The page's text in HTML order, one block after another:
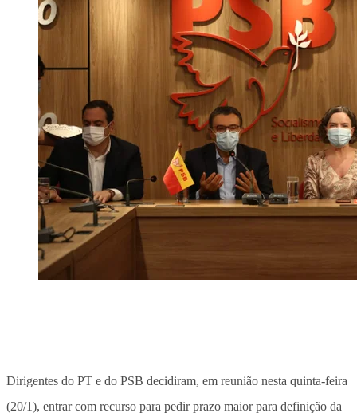
Dirigentes do PT e do PSB decidiram, em reunião nesta quinta-feira
(20/1), entrar com recurso para pedir prazo maior para definição da